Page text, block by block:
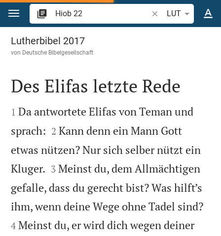
Zum Inhalt springen
Bibelstelle oder
LUT
Hiob 22
Lutherbibel 2017
von Deutsche Bibelgesellschaft

Des Elifas letzte Rede

1 Da antwortete Elifas von Teman und
sprach: 

2 Kann denn ein Mann Gott
etwas nützen? Nur sich selber nützt ein
Kluger. 

3 Meinst du, dem Allmächtigen
gefalle, dass du gerecht bist? Was hilft’s
ihm, wenn deine Wege ohne Tadel sind?
4 Meinst du, er wird dich wegen deiner